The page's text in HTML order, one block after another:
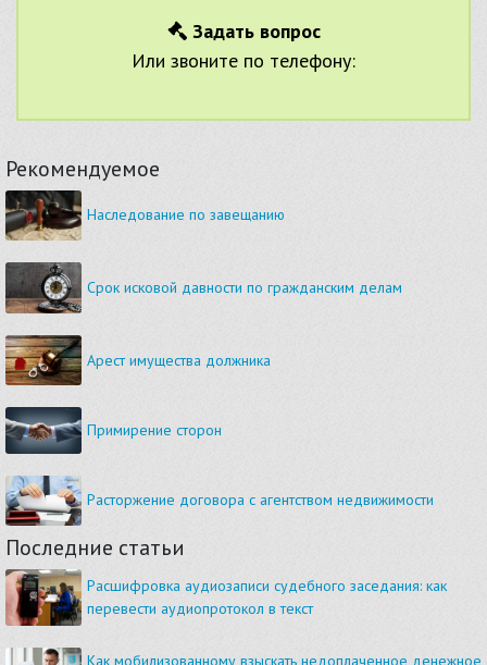
Задать вопрос
Или звоните по телефону:
Рекомендуемое
Наследование по завещанию
Срок исковой давности по гражданским делам
Арест имущества должника
Примирение сторон
Расторжение договора с агентством недвижимости
Последние статьи
Расшифровка аудиозаписи судебного заседания: как
перевести аудиопротокол в текст
Как мобилизованному взыскать недоплаченное денежное